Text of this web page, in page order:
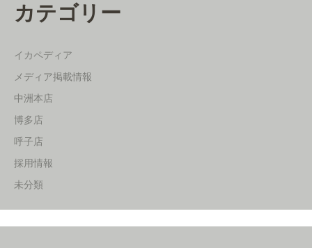
カテゴリー
イカペディア
メディア掲載情報
中洲本店
博多店
呼子店
採用情報
未分類